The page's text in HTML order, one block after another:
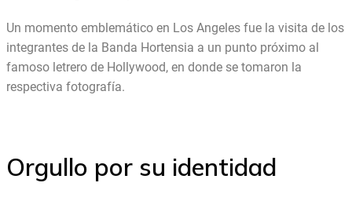
Un momento emblemático en Los Angeles fue la visita de los
integrantes de la Banda Hortensia a un punto próximo al
famoso letrero de Hollywood, en donde se tomaron la
respectiva fotografía.
Orgullo por su identidad